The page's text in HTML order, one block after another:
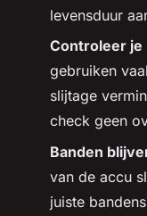
levensduur
Controleer je
gebruiken
slijtage
check geen
Banden
van de accu
juiste